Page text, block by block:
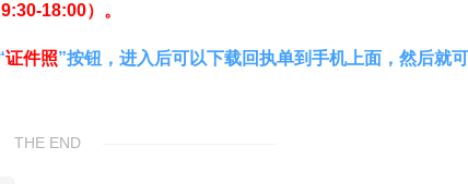
18:00）。
证件照”按钮，进入后可以下载回执单到手机上面，然后就可
THE END